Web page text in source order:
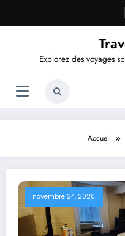
contenu
Explorez des voyages
Accueil
novembre 24, 2020